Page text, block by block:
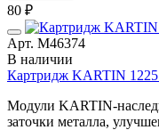
80 ₽
Арт. М46374
В наличии
Картридж KARTIN
Модули KARTIN-
заточки металла,